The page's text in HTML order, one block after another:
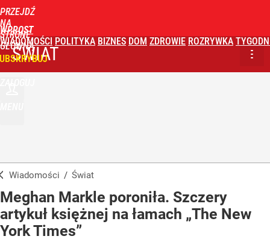
PRZEJDŹ
NA
STRONĘ
GŁÓWNĄ
WPROST
WIADOMOŚCI POLITYKA BIZNES DOM ZDROWIE ROZRYWKA
ŚWIAT
Wiadomości / Świat
Meghan Markle poroniła. Szczery
artykuł księżnej na łamach „The New
York Times”